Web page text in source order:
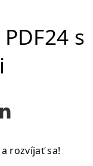
s
rozvíjať sa!